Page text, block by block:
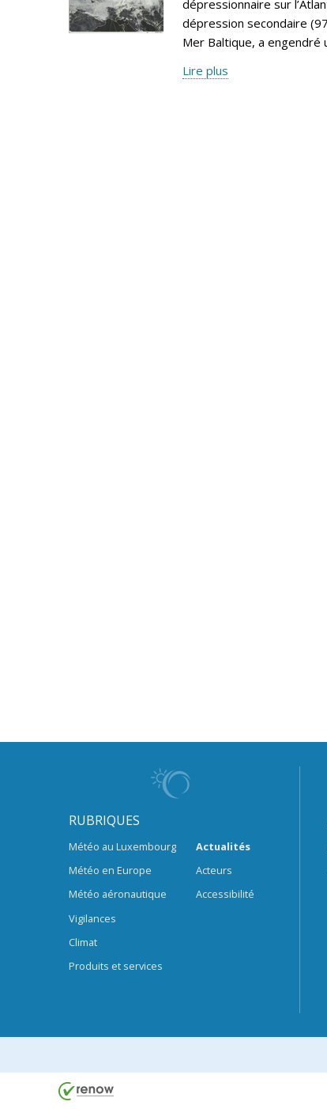
dépressionnaire sur
dépression secondaire
Mer Baltique, a engendré
Lire plus
RUBRIQUES
Météo au Luxembourg
Météo en Europe
Météo aéronautique
Vigilances
Climat
Produits et services
Actualités
Acteurs
Accessibilité